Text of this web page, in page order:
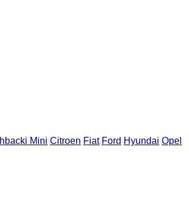
Mini Citroen Fiat Ford Hyundai Opel